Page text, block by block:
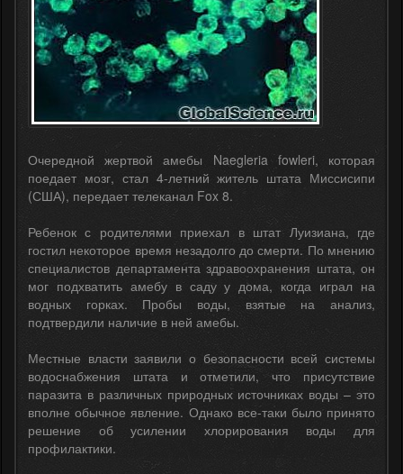
Очередной жертвой амебы Naegleria fowleri, которая
поедает мозг, стал 4-летний житель штата Миссисипи
(США), передает телеканал Fox 8.
Ребенок с родителями приехал в штат Луизиана, где
гостил некоторое время незадолго до смерти. По мнению
специалистов департамента здравоохранения штата, он
мог подхватить амебу в саду у дома, когда играл на
водных горках. Пробы воды, взятые на анализ,
подтвердили наличие в ней амебы.
Местные власти заявили о безопасности всей системы
водоснабжения штата и отметили, что присутствие
паразита в различных природных источниках воды – это
вполне обычное явление. Однако все-таки было принято
решение об усилении хлорирования воды для
профилактики.